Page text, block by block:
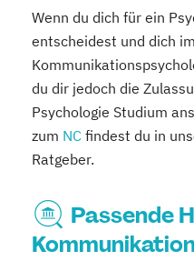
Wenn du dich für ein
entscheidest und dich
du dir jedoch die
Psychologie Studium
zum NC findest du in
Ratgeber.
Passende